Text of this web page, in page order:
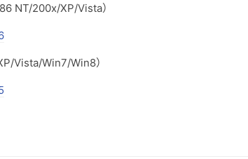
NT/200x/XP/Vista）
Vista/Win7/Win8）